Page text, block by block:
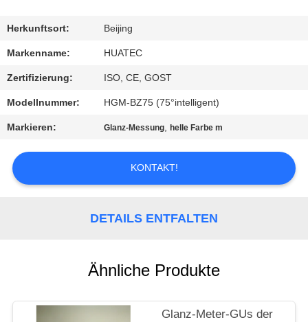
SIE
MIT
UNS
IN
VERBINDUNG
FORDERN
SIE EIN
PRIVACY
Herkunftsort: Beijing
Markenname: HUATEC
Zertifizierung: ISO, CE, GOST
Modellnummer: HGM-BZ75 (75°intelligent)
Markieren: Glanz-Messung,helle Farbe m
KONTAKT!
DETAILS ENTFALTEN
Ähnliche Produkte
Glanz-Meter-GUs der